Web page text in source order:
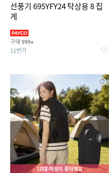
선풍기 695YFY24 탁상용 8 집
게
구매 999+
11번가
10대 여성이 좋아해요